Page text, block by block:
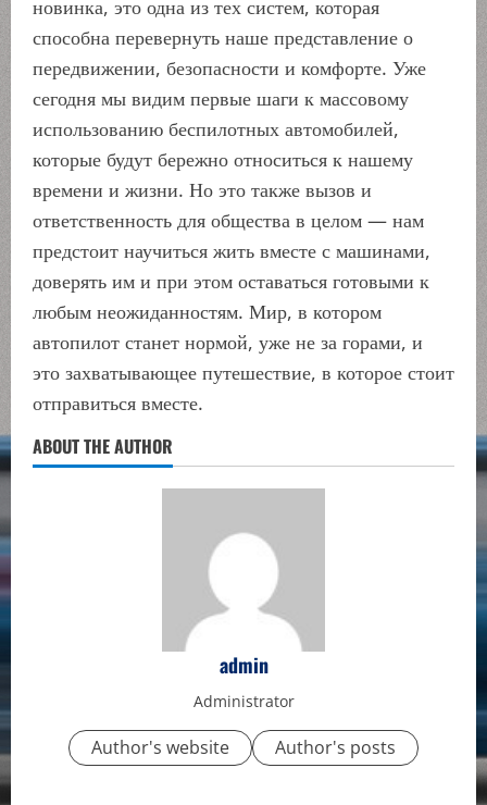
новинка, это одна из тех систем, которая
способна перевернуть наше представление о
передвижении, безопасности и комфорте. Уже
сегодня мы видим первые шаги к массовому
использованию беспилотных автомобилей,
которые будут бережно относиться к нашему
времени и жизни. Но это также вызов и
ответственность для общества в целом — нам
предстоит научиться жить вместе с машинами,
доверять им и при этом оставаться готовыми к
любым неожиданностям. Мир, в котором
автопилот станет нормой, уже не за горами, и
это захватывающее путешествие, в которое стоит
отправиться вместе.
ABOUT THE AUTHOR
admin
Administrator
Author's website Author's posts